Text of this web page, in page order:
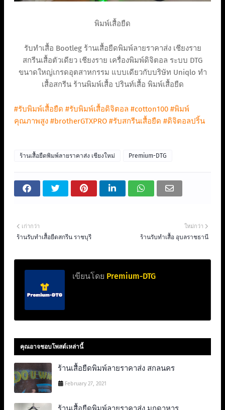
พิมพ์เสื้อยืด
รับทำเสื้อ Bootleg ร้านเสื้อยืดพิมพ์ลายราคาส่ง เชียงราย
สกรีนเสื้อตัวเดียว เชียงราย เครื่องพิมพ์ดิจิตอล ระบบ DTG
ขนาดใหญ่เกรดอุตสาหกรรม แบบเดียวกับบริษัท Uniqlo ทํา
เสื้อสกรีน ร้านพิมพ์เสื้อ ปรินท์เสื้อ พิมพ์เสื้อยืด
#รับพิมพ์เสื้อยืด #รับพิมพ์เสื้อดิจิตอล #cotton100 #พิมพ์
คุณภาพสูง #brotherGTXPRO #รับสกรีนเสื้อยืด #ดิจิตอลปริ้น
ร้านเสื้อยืดพิมพ์ลายราคาส่ง เชียงใหม่ Premium-DTG
ใหม่กว่า
ร้านรับทำเสื้อ อุบลราชธานี
เก่ากว่า
ร้านรับทําเสื้อยืดสกรีน ราชบุรี
เขียนโดย Premium-DTG
คุณอาจชอบโพสต์เหล่านี้
ร้านเสื้อยืดพิมพ์ลายราคาส่ง สกลนคร
February 27, 2021